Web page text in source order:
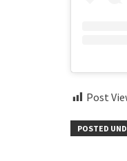
Post
POSTED